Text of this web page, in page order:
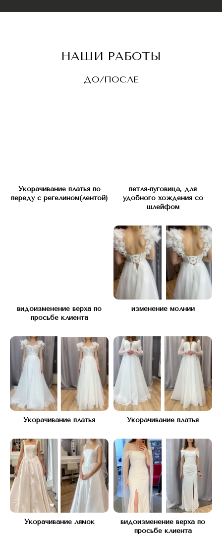
НАШИ РАБОТЫ
ДО/ПОСЛЕ
Укорачивание платья по
переду с регелином(лентой)
петля-пуговица, для
удобного хождения со
шлейфом
видоизменение верха по
просьбе клиента
изменение молнии
Укорачивание платья Укорачивание платья
Укорачивание лямок
видоизменение верха по
просьбе клиента
Свяжитесь с нами любым
КУТУЗОВСКИЙ ПРОСПЕКТ Д.45
Адрес:
(рядом с подъездом 12)
С 10 ДО 21, БЕЗ ВЫХОДНЫХ
Часы работы:
+7(977) 748 45 45
Телефон:
*Instagram запрещен в РФ (Meta*
признана экстремистской организацией)